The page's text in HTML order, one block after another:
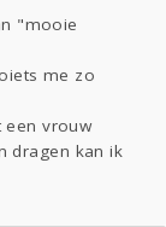
"mooie
me zo
een vrouw
dragen kan ik